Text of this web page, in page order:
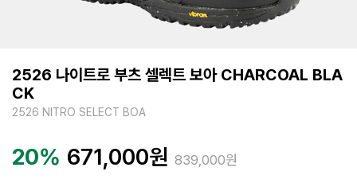
2526 나이트로 부츠 셀렉트 보아 CHARCOAL BLA
CK
2526 NITRO SELECT BOA
20% 671,000원 839,000원